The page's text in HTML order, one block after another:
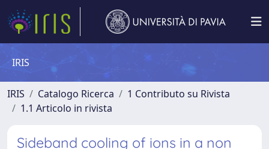
IRIS
IRIS Catalogo Ricerca
1 Contributo su Rivista
1.1 Articolo in rivista
Sideband cooling of ions in a non